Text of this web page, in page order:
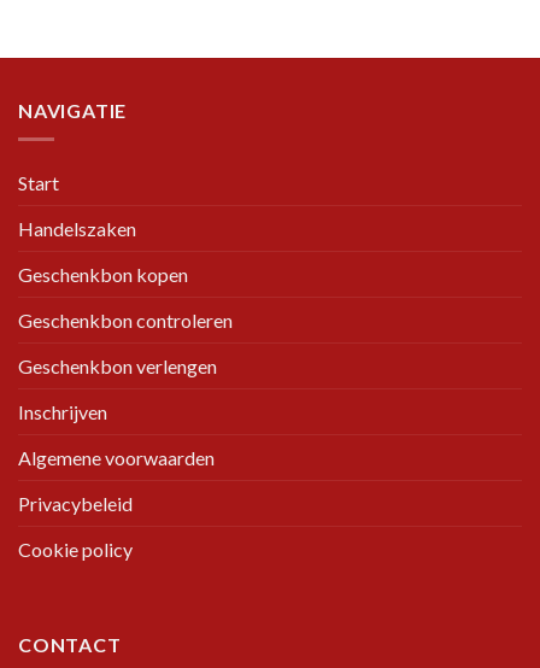
NAVIGATIE
Start
Handelszaken
Geschenkbon kopen
Geschenkbon controleren
Geschenkbon verlengen
Inschrijven
Algemene voorwaarden
Privacybeleid
Cookie policy
CONTACT